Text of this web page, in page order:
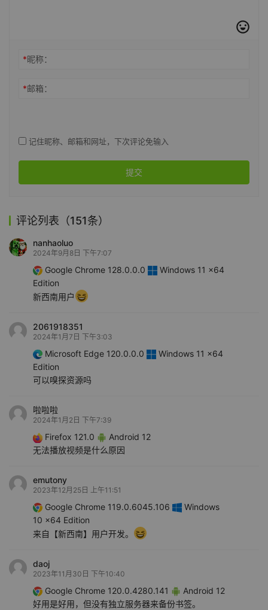
*昵称：
*邮箱：
记住昵称、邮箱和网址，下次评论免输入
提交
评论列表（151条）
nanhaoluo
2024年9月8日 下午7:07
Google Chrome 128.0.0.0
Windows 11 x64
Edition
新西南用户
2061918351
2024年1月7日 下午3:03
Microsoft Edge 120.0.0.0
Windows 11 x64
Edition
可以嗅探资源吗
啦啦啦
2024年1月2日 下午7:39
Firefox 121.0
Android 12
无法播放视频是什么原因
emutony
2023年12月25日 上午11:51
Google Chrome 119.0.6045.106
Windows
10 x64 Edition
来自【新西南】用户开发。
daoj
2023年11月30日 下午10:40
Google Chrome 120.0.4280.141
Android 12
好用是好用，但没有独立服务器来备份书签。